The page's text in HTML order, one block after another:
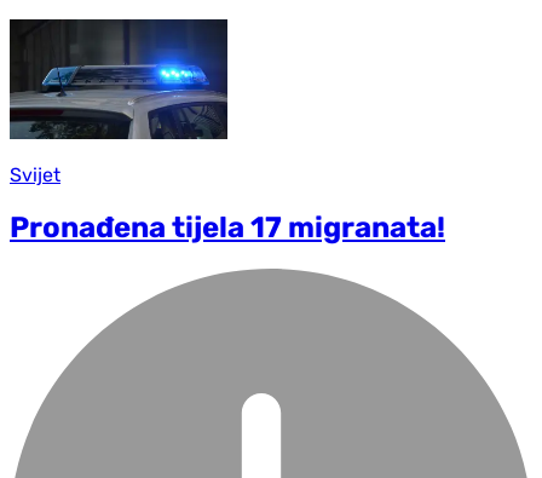
Svijet
Pronađena tijela 17 migranata!